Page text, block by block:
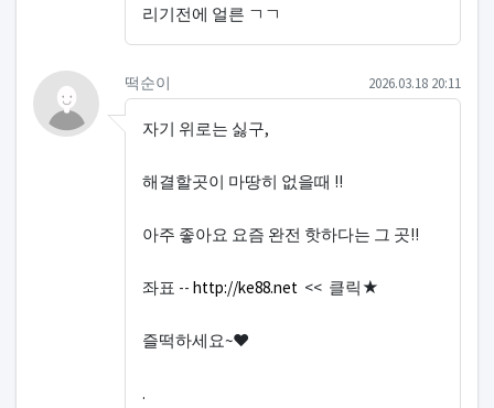
리기전에 얼른 ㄱㄱ
떡순이님의 댓글
떡순이 작성일
2026.03.18 20:11
자기 위로는 싫구,
해결할곳이 마땅히 없을때 !!
아주 좋아요 요즘 완전 핫하다는 그 곳!!
좌표 -- http://ke88.net<< 클릭★
즐떡하세요~♥
.